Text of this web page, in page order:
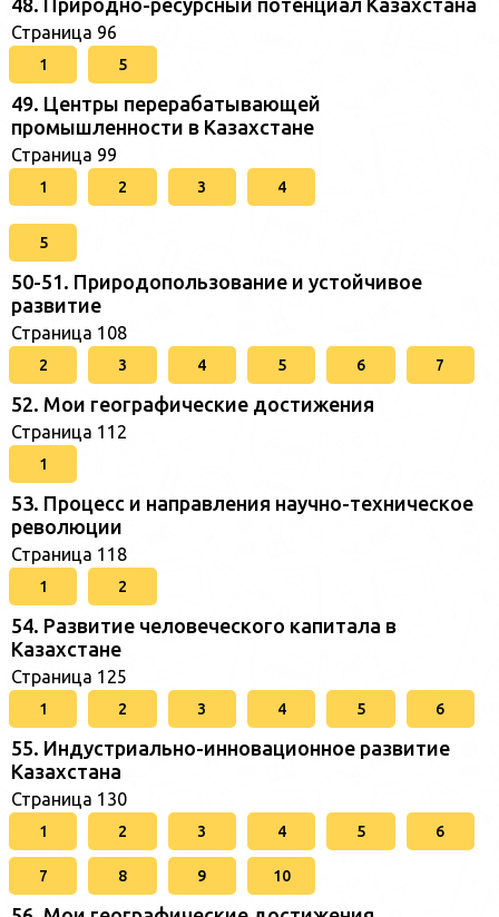
48. Природно-ресурсный потенциал Казахстана
Страница 96
1 5
49. Центры перерабатывающей
промышленности в Казахстане
Страница 99
1 2 3 4
5
50-51. Природопользование и устойчивое
развитие
Страница 108
2 3 4 5 6 7
52. Мои географические достижения
Страница 112
1
53. Процесс и направления научно-техническое
революции
Страница 118
1 2
54. Развитие человеческого капитала в
Казахстане
Страница 125
1 2 3 4 5 6
55. Индустриально-инновационное развитие
Казахстана
Страница 130
1 2 3 4 5 6
7 8 9 10